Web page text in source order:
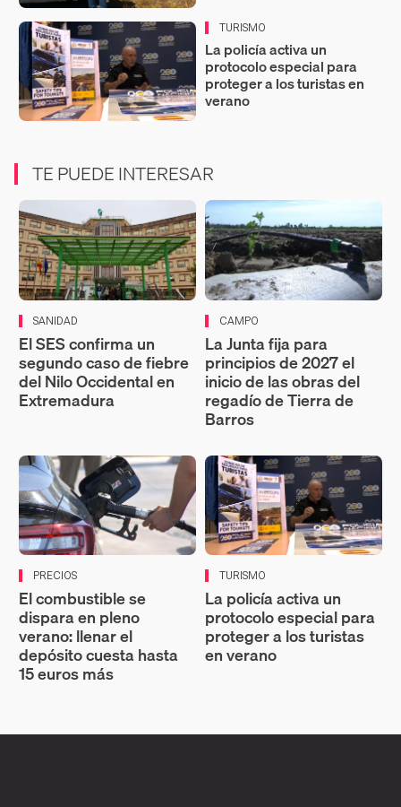
TURISMO
La policía activa un
protocolo especial para
proteger a los turistas en
verano
TE PUEDE INTERESAR
SANIDAD
El SES confirma un
segundo caso de fiebre
del Nilo Occidental en
Extremadura
CAMPO
La Junta fija para
principios de 2027 el
inicio de las obras del
regadío de Tierra de
Barros
PRECIOS
El combustible se
dispara en pleno
verano: llenar el
depósito cuesta hasta
15 euros más
TURISMO
La policía activa un
protocolo especial para
proteger a los turistas
en verano